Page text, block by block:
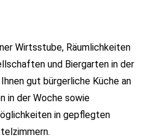
Wirtsstube, Räumlichkeiten
und Biergarten in der
gut bürgerliche Küche an
in der Woche sowie
in gepflegten